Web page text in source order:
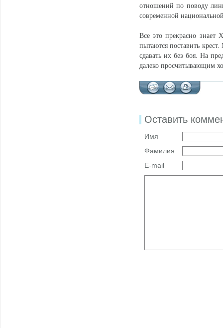
отношений по поводу
современной
Все это прекрасно знает
пытаются поставить
сдавать их без боя. На
далеко просчитывающим
Оставить
Имя
Фамилия
E-mail